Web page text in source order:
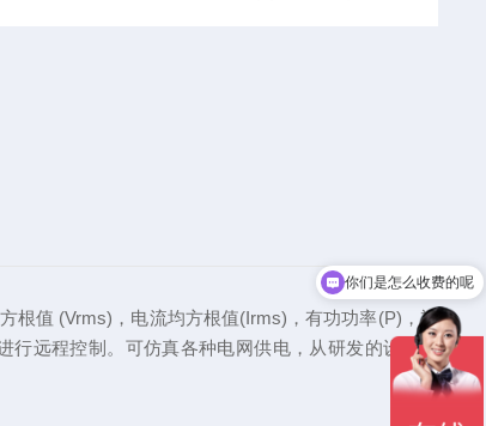
根值 (Vrms)，电流均方根值(Irms)，有功功率(P)，视
行远程控制。可仿真各种电网供电，从研发的设计验
你们是怎么收费的呢